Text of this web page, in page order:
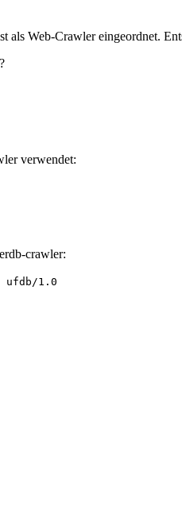
Web-Crawler eingeordnet.
verwendet:
crawler:
ufdb/1.0